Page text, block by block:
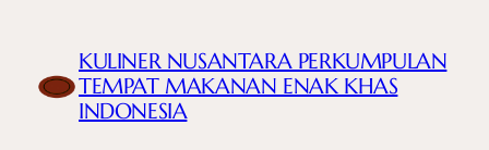
content
KULINER NUSANTARA PERKUMPULAN
TEMPAT MAKANAN ENAK KHAS
INDONESIA